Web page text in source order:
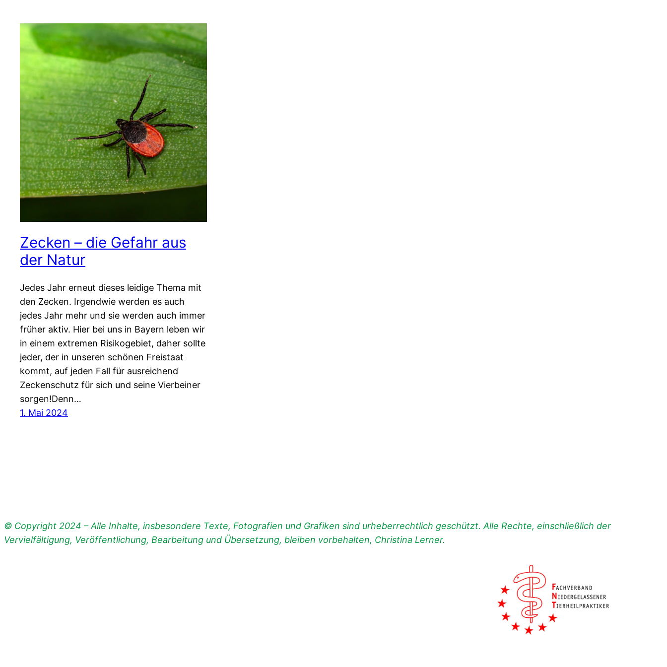
Zecken – die Gefahr aus
der Natur
Jedes Jahr erneut dieses leidige Thema mit
den Zecken. Irgendwie werden es auch
jedes Jahr mehr und sie werden auch immer
früher aktiv. Hier bei uns in Bayern leben wir
in einem extremen Risikogebiet, daher sollte
jeder, der in unseren schönen Freistaat
kommt, auf jeden Fall für ausreichend
Zeckenschutz für sich und seine Vierbeiner
sorgen!Denn…
1. Mai 2024
© Copyright 2024 – Alle Inhalte, insbesondere Texte, Fotografien und Grafiken sind urheberrechtlich geschützt. Alle Rechte, einschließlich der
Vervielfältigung, Veröffentlichung, Bearbeitung und Übersetzung, bleiben vorbehalten, Christina Lerner.